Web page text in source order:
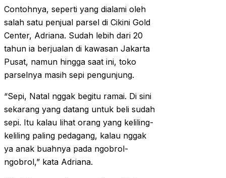
Contohnya, seperti yang dialami oleh
salah satu penjual parsel di Cikini Gold
Center, Adriana. Sudah lebih dari 20
tahun ia berjualan di kawasan Jakarta
Pusat, namun hingga saat ini, toko
parselnya masih sepi pengunjung.
“Sepi, Natal nggak begitu ramai. Di sini
sekarang yang datang untuk beli sudah
sepi. Itu kalau lihat orang yang keliling-
keliling paling pedagang, kalau nggak
ya anak buahnya pada ngobrol-
ngobrol,” kata Adriana.